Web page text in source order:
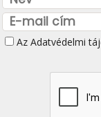
Az Adatvédelmi